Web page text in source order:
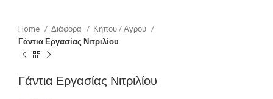
Home Διάφορα
Κήπου / Αγρού
Γάντια Εργασίας Νιτριλίου
Γάντια Εργασίας Νιτριλίου